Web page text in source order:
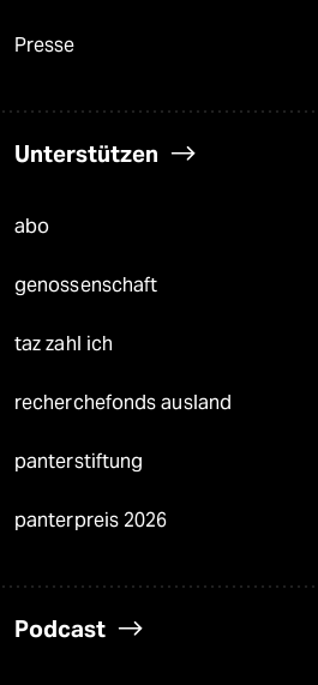
Presse
Unterstützen
abo
genossenschaft
taz zahl ich
recherchefonds ausland
panterstiftung
panterpreis 2026
Podcast